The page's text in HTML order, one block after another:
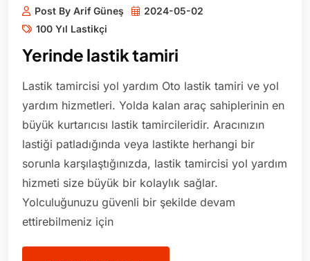
Post By Arif Güneş
2024-05-02
100 Yıl Lastikçi
Yerinde lastik tamiri
Lastik tamircisi yol yardım Oto lastik tamiri ve yol
yardım hizmetleri. Yolda kalan araç sahiplerinin en
büyük kurtarıcısı lastik tamircileridir. Aracınızın
lastiği patladığında veya lastikte herhangi bir
sorunla karşılaştığınızda, lastik tamircisi yol yardım
hizmeti size büyük bir kolaylık sağlar.
Yolculuğunuzu güvenli bir şekilde devam
ettirebilmeniz için